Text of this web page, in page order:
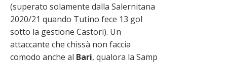
(superato solamente dalla Salernitana
2020/21 quando Tutino fece 13 gol
sotto la gestione Castori). Un
attaccante che chissà non faccia
comodo anche al Bari, qualora la Samp